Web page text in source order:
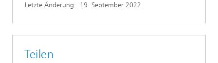
Letzte Änderung: 19. September 2022
Teilen